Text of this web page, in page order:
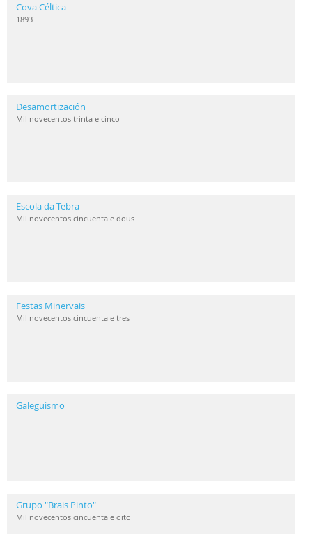
Cova Céltica
1893
Desamortización
Mil novecentos trinta e cinco
Escola da Tebra
Mil novecentos cincuenta e dous
Festas Minervais
Mil novecentos cincuenta e tres
Galeguismo
Grupo "Brais Pinto"
Mil novecentos cincuenta e oito